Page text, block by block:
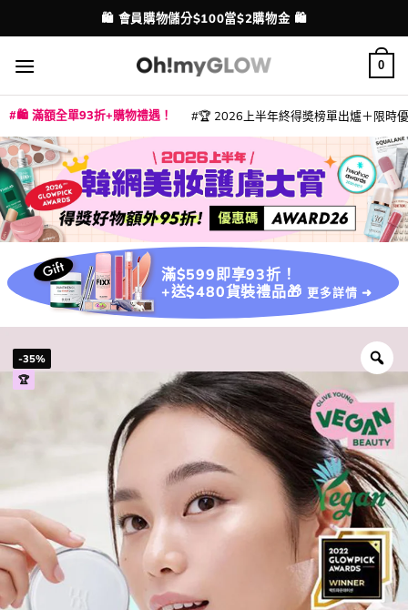
to
content
配送港澳
💳 支援消費券、FPS、八達通、PAYME、信用卡付款
0
🛍️ 滿額全單93折+購物禮遇！ 🏆 2026上半年終得奬榜單出爐＋限時
滿$599即享93折！
+送$480貨裝禮品🎁 更多詳情 ➜
-35%
🏆